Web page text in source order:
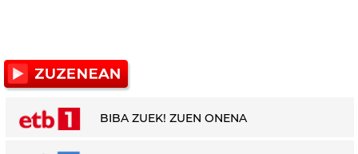
BIBA ZUEK! ZUEN ONENA